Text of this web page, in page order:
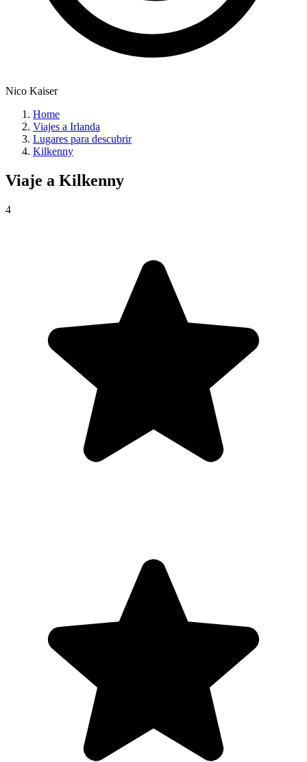
Nico Kaiser
Home
Viajes a Irlanda
Lugares para descubrir
Kilkenny
Viaje a Kilkenny
4